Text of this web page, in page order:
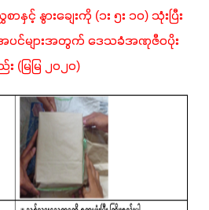
င့် နွားချေးကို (၁း ၅း ၁ဝ) သုံးပြီး
င်များအတွက် ဒေသခံအဏုဇီဝပိုး
မြမြ ၂ဝ၂ဝ)